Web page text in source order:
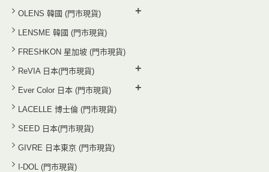
OLENS 韓國 (門市現貨) +
LENSME 韓國 (門市現貨)
FRESHKON 星加坡 (門市現貨)
ReVIA 日本(門市現貨) +
Ever Color 日本 (門市現貨) +
LACELLE 博士倫 (門市現貨)
SEED 日本(門市現貨)
GIVRE 日本東京 (門市現貨)
I-DOL (門市現貨)